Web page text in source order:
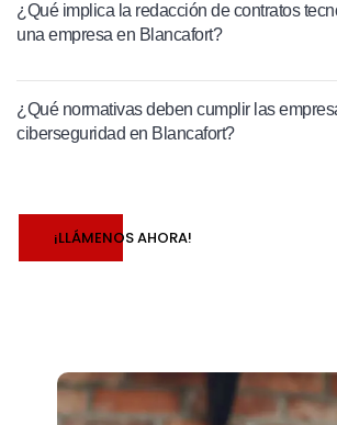
¿Qué implica la redacción de contratos
una empresa en Blancafort?
¿Qué normativas deben cumplir las
ciberseguridad en Blancafort?
¡LLÁMENOS AHORA!